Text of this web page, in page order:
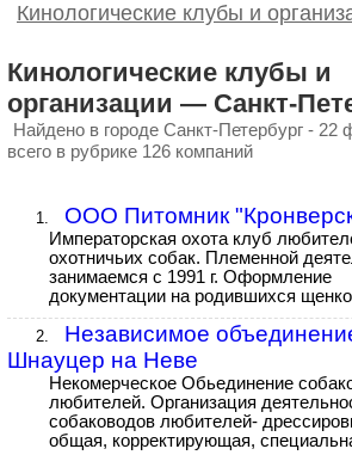
Кинологические клубы и
Кинологические клубы и
организации — Санкт-
Найдено в городе Санкт-Петербург - 22
всего в рубрике 126 компаний
1. ООО Питомник
Императорская охота клуб
охотничьих собак. Племенной
занимаемся с 1991 г. Оформление
документации на родившихся
2.
Независимое
Шнауцер на Неве
Некомерческое Обьединение
любителей. Организация
собаководов любителей-
общая, корректирующая,